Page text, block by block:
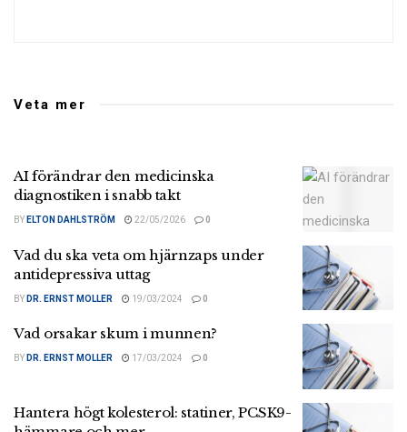
Veta mer
AI förändrar den medicinska
diagnostiken i snabb takt
BY ELTON DAHLSTRÖM 22/05/2026 0
Vad du ska veta om hjärnzaps under
antidepressiva uttag
BY DR. ERNST MOLLER 19/03/2024 0
Vad orsakar skum i munnen?
BY DR. ERNST MOLLER 17/03/2024 0
Hantera högt kolesterol: statiner, PCSK9-